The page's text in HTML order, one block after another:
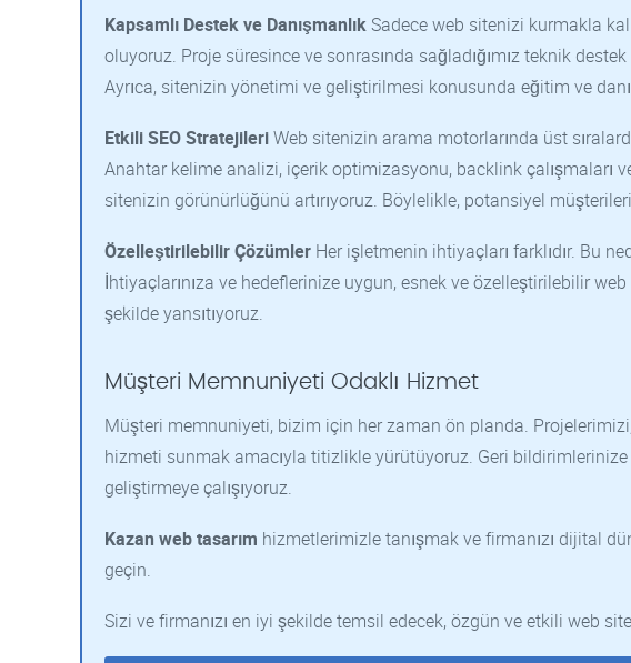
Kapsamlı Destek ve DanışmanlıkSadece web sitenizi kurmakla
oluyoruz. Proje süresince ve sonrasında sağladığımız teknik
Ayrıca, sitenizin yönetimi ve geliştirilmesi konusunda eğitim ve
Etkili SEO StratejileriWeb sitenizin arama motorlarında üst
Anahtar kelime analizi, içerik optimizasyonu, backlink çalışmaları
sitenizin görünürlüğünü artırıyoruz. Böylelikle, potansiyel
Özelleştirilebilir Çözümler Her işletmenin ihtiyaçları farklıdır. Bu
İhtiyaçlarınıza ve hedeflerinize uygun, esnek ve özelleştirilebilir
şekilde yansıtıyoruz.
Müşteri Memnuniyeti Odaklı Hizmet
Müşteri memnuniyeti, bizim için her zaman ön planda.
hizmeti sunmak amacıyla titizlikle yürütüyoruz. Geri
geliştirmeye çalışıyoruz.
Kazan web tasarım hizmetlerimizle tanışmak ve firmanızı dijital
geçin.
Sizi ve firmanızı en iyi şekilde temsil edecek, özgün ve etkili web